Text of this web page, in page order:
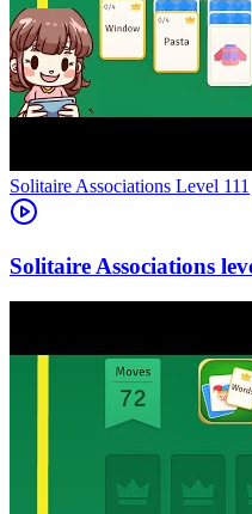
Level 111